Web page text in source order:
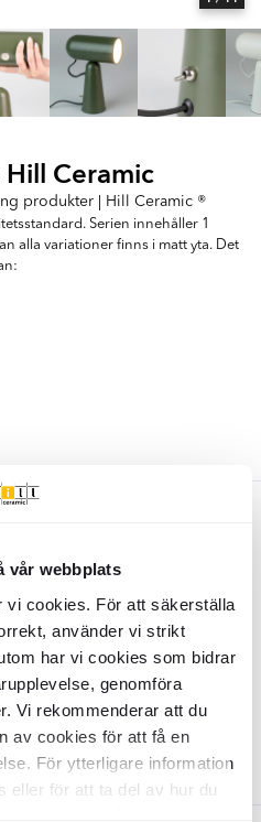
vår webbplats
vi cookies. För att säkerställa
använder vi strikt
har vi cookies som bidrar
genomföra
Vi rekommenderar att du
av cookies för att få en
För ytterligare information
eller för att ta del av hur du
Hill Ceramic
produkter | Hill Ceramic ®
Serien innehåller 1
alla variationer finns i matt yta. Det